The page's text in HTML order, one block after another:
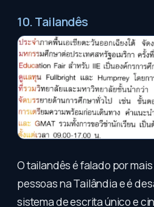
10. Tailandês
O tailandês é falado por
pessoas na Tailândia e é
sistema de escrita único e